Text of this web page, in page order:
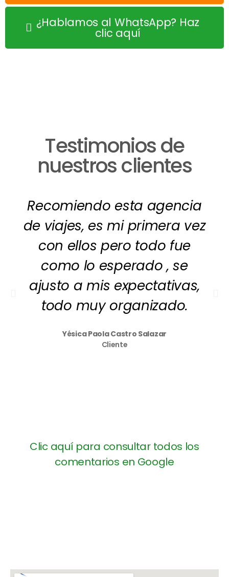
¿Hablamos al WhatsApp? Haz
clic aquí
Testimonios de
nuestros clientes
Recomiendo esta agencia
de viajes, es mi primera vez
con ellos pero todo fue
como lo esperado , se
ajusto a mis expectativas,
todo muy organizado.
Yésica Paola Castro Salazar
Cliente
Clic aquí para consultar todos los
comentarios en Google